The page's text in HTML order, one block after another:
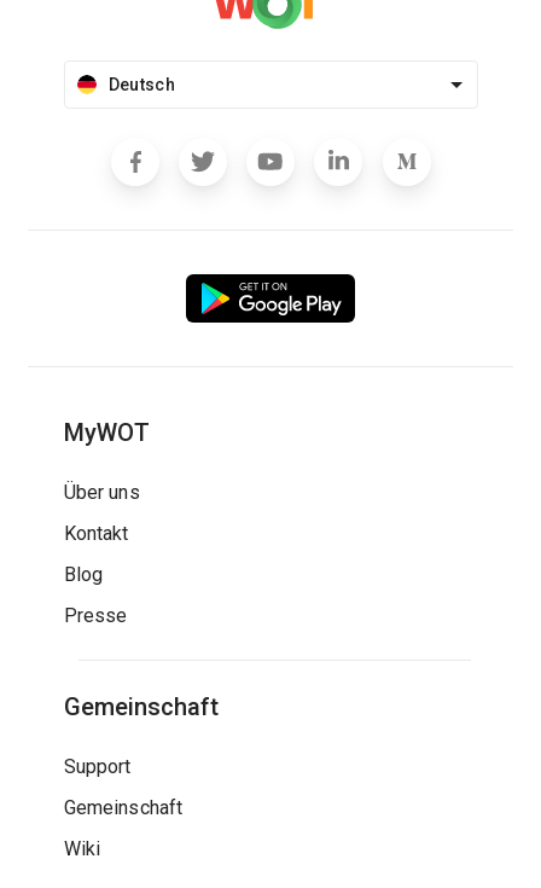
Deutsch
MyWOT
Über uns
Kontakt
Blog
Presse
Gemeinschaft
Support
Gemeinschaft
Wiki